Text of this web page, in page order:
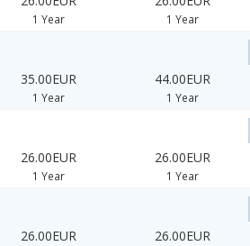
1 Year 1 Year
35.00EUR
1 Year
44.00EUR
1 Year
26.00EUR
1 Year
26.00EUR
1 Year
26.00EUR 26.00EUR